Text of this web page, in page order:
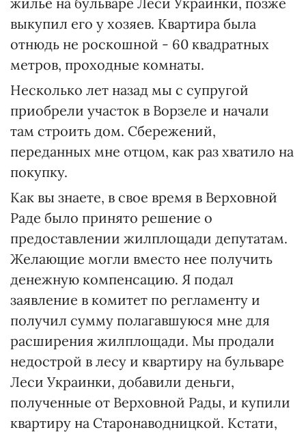
выкупил его у хозяев. Квартира была
отнюдь не роскошной - 60 квадратных
метров, проходные комнаты.
Несколько лет назад мы с супругой
приобрели участок в Ворзеле и начали
там строить дом. Сбережений,
переданных мне отцом, как раз хватило на
покупку.
Как вы знаете, в свое время в Верховной
Раде было принято решение о
предоставлении жилплощади депутатам.
Желающие могли вместо нее получить
денежную компенсацию. Я подал
заявление в комитет по регламенту и
получил сумму полагавшуюся мне для
расширения жилплощади. Мы продали
недострой в лесу и квартиру на бульваре
Леси Украинки, добавили деньги,
полученные от Верховной Рады, и купили
квартиру на Старонаводницкой. Кстати,